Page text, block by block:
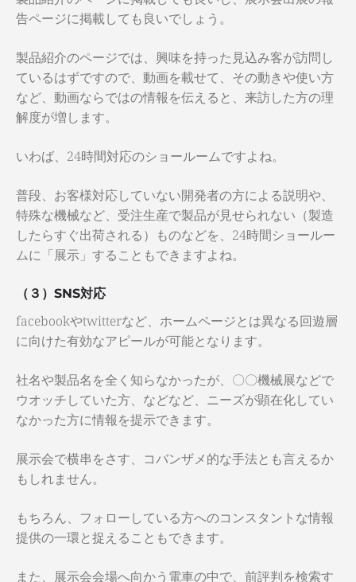
告ページに掲載しても良いでしょう。
製品紹介のページでは、興味を持った見込み客が訪問し
ているはずですので、動画を載せて、その動きや使い方
など、動画ならではの情報を伝えると、来訪した方の理
解度が増します。
いわば、24時間対応のショールームですよね。
普段、お客様対応していない開発者の方による説明や、
特殊な機械など、受注生産で製品が見せられない（製造
したらすぐ出荷される）ものなどを、24時間ショールー
ムに「展示」することもできますよね。
（３）SNS対応
facebookやtwitterなど、ホームページとは異なる回遊層
に向けた有効なアピールが可能となります。
社名や製品名を全く知らなかったが、〇〇機械展などで
ウオッチしていた方、などなど、ニーズが顕在化してい
なかった方に情報を提示できます。
展示会で横串をさす、コバンザメ的な手法とも言えるか
もしれません。
もちろん、フォローしている方へのコンスタントな情報
提供の一環と捉えることもできます。
また、展示会会場へ向かう電車の中で、前評判を検索す